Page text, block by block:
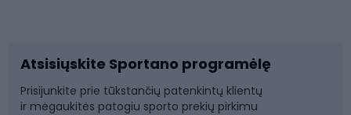
Dviračių dalys
Rogutės ir čiuožynės
Atsisiųskite Sportano programėlę
Prisijunkite prie tūkstančių patenkintų klientų
ir mėgaukitės patogiu sporto prekių pirkimu